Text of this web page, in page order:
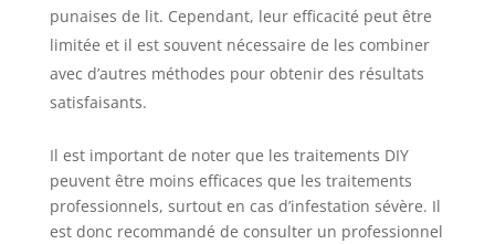
punaises de lit. Cependant, leur efficacité peut être
limitée et il est souvent nécessaire de les combiner
avec d’autres méthodes pour obtenir des résultats
satisfaisants.
Il est important de noter que les traitements DIY
peuvent être moins efficaces que les traitements
professionnels, surtout en cas d’infestation sévère. Il
est donc recommandé de consulter un professionnel